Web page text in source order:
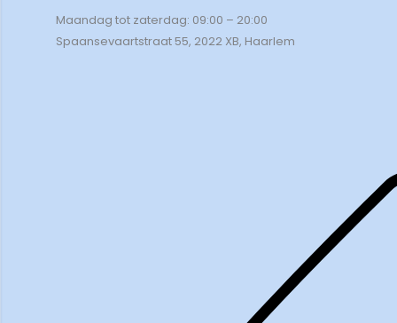
Maandag tot zaterdag: 09:00 – 20:00
Spaansevaartstraat 55, 2022 XB, Haarlem